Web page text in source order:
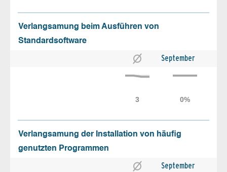
Verlangsamung beim Ausführen von
Standardsoftware
September
Verlangsamung der Installation von häufig
genutzten Programmen
September